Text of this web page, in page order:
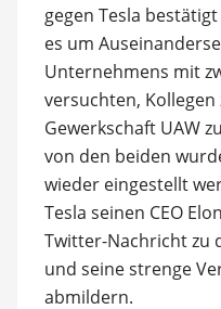
gegen Tesla
es um
Unternehmens mit
versuchten,
Gewerkschaft UAW
von den beiden
wieder eingestellt
Tesla seinen CEO
Twitter-Nachricht zu
und seine strenge
abmildern.